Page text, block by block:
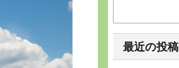
最近の投稿